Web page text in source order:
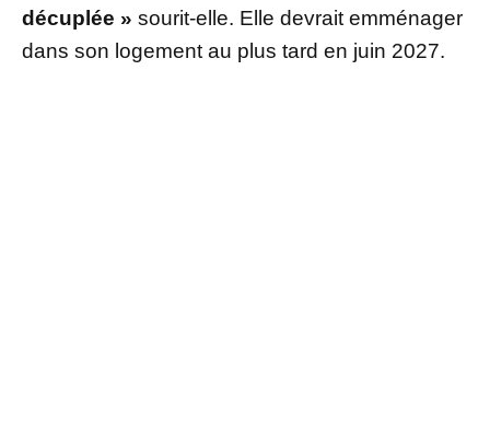
décuplée » sourit-elle. Elle devrait emménager
dans son logement au plus tard en juin 2027.